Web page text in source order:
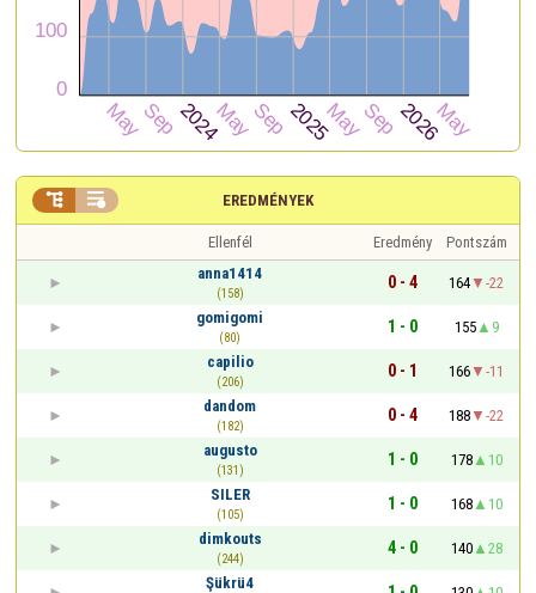
EREDMÉNYEK
 
Ellenfél Eredmény
Pontszám
anna1414
(158)
0 - 4 164
-22
gomigomi
(80)
1 - 0 155
9
capilio
(206)
0 - 1 166
-11
dandom
(182)
0 - 4 188
-22
augusto
(131)
1 - 0 178
10
SILER
(105)
1 - 0 168
10
dimkouts
(244)
4 - 0 140
28
Şükrü4